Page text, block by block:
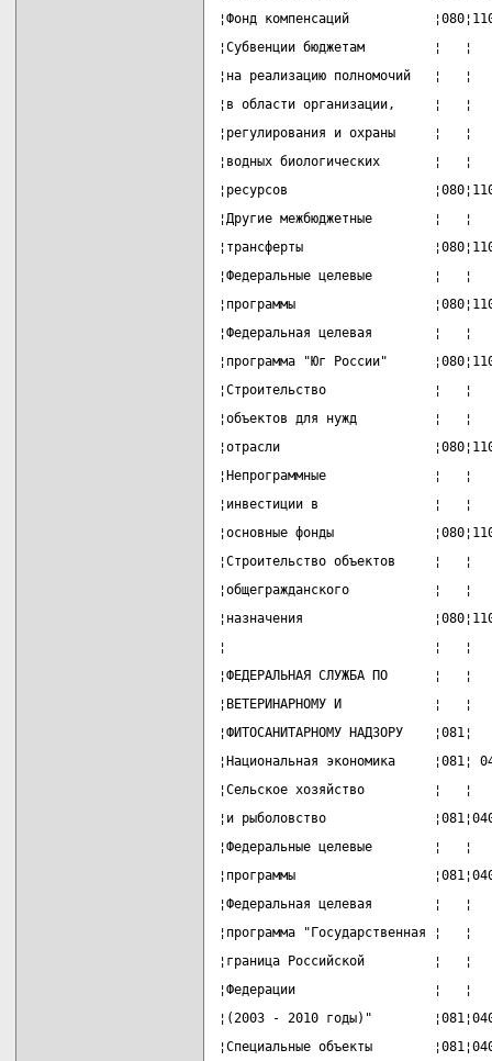
¦Фонд компенсаций
¦Субвенции бюджетам
¦на реализацию полномочий
¦в области организации,
¦регулирования и охраны
¦водных биологических
¦ресурсов
¦Другие межбюджетные
¦трансферты
¦Федеральные целевые
¦программы
¦Федеральная целевая
¦программа "Юг России"
¦Строительство              ¦
¦объектов для нужд
¦отрасли
¦Непрограммные              ¦
¦инвестиции в               ¦
¦основные фонды
¦Строительство объектов
¦общегражданского
¦назначения
¦                           ¦   ¦
¦ФЕДЕРАЛЬНАЯ СЛУЖБА ПО
¦ВЕТЕРИНАРНОМУ И            ¦
¦ФИТОСАНИТАРНОМУ НАДЗОРУ
¦Национальная экономика
¦Сельское хозяйство
¦и рыболовство
¦Федеральные целевые
¦программы
¦Федеральная целевая
¦программа
¦граница Российской
¦Федерации                  ¦
¦(2003 - 2010 годы)"
¦Специальные объекты